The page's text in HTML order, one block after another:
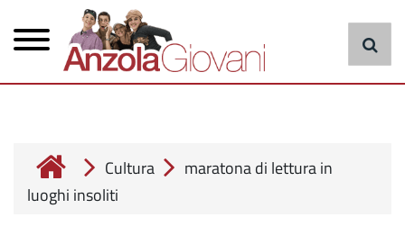
contenuto
principale
principale
cerca
Cultura
maratona di lettura in
luoghi insoliti